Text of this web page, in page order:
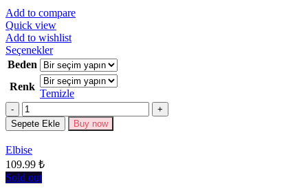
Add to compare
Quick view
Add to wishlist
SeçeneklerBu
ürünün
birden
fazla
varyasyonu
Seçenekler
Beden
Renk
Temizle
Miktar
Sepete Ekle Buy now
Elbise
109.99 ₺
Sold out